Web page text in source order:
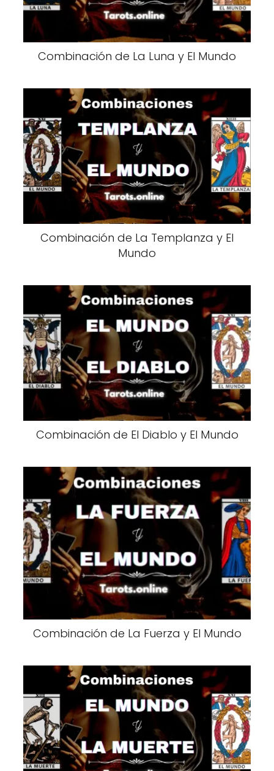
Combinación de La Luna y El Mundo
Combinación de La Templanza y El
Mundo
Combinación de El Diablo y El Mundo
Combinación de La Fuerza y El Mundo